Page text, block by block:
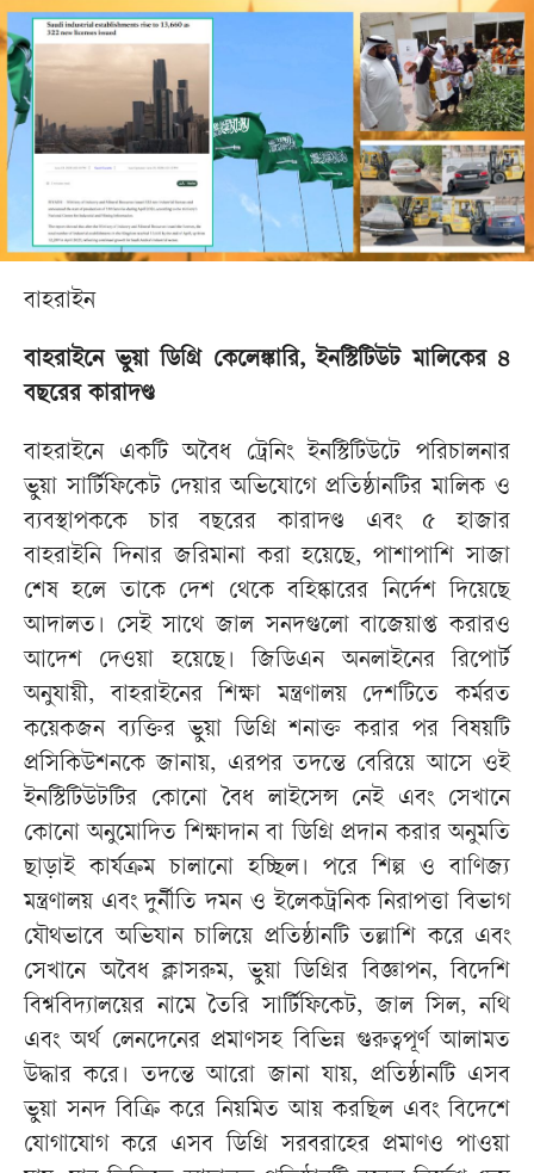
বাহরাইন
বাহরাইনে ভুয়া ডিগ্রি কেলেঙ্কারি, ইনস্টিটিউট মালিকের ৪
বছরের কারাদণ্ড
বাহরাইনে একটি অবৈধ ট্রেনিং ইনস্টিটিউটে পরিচালনার
ভুয়া সার্টিফিকেট দেয়ার অভিযোগে প্রতিষ্ঠানটির মালিক ও
ব্যবস্থাপককে চার বছরের কারাদণ্ড এবং ৫ হাজার
বাহরাইনি দিনার জরিমানা করা হয়েছে, পাশাপাশি সাজা
শেষ হলে তাকে দেশ থেকে বহিষ্কারের নির্দেশ দিয়েছে
আদালত। সেই সাথে জাল সনদগুলো বাজেয়াপ্ত করারও
আদেশ দেওয়া হয়েছে। জিডিএন অনলাইনের রিপোর্ট
অনুযায়ী, বাহরাইনের শিক্ষা মন্ত্রণালয় দেশটিতে কর্মরত
কয়েকজন ব্যক্তির ভুয়া ডিগ্রি শনাক্ত করার পর বিষয়টি
প্রসিকিউশনকে জানায়, এরপর তদন্তে বেরিয়ে আসে ওই
ইনস্টিটিউটটির কোনো বৈধ লাইসেন্স নেই এবং সেখানে
কোনো অনুমোদিত শিক্ষাদান বা ডিগ্রি প্রদান করার অনুমতি
ছাড়াই কার্যক্রম চালানো হচ্ছিল। পরে শিল্প ও বাণিজ্য
মন্ত্রণালয় এবং দুর্নীতি দমন ও ইলেকট্রনিক নিরাপত্তা বিভাগ
যৌথভাবে অভিযান চালিয়ে প্রতিষ্ঠানটি তল্লাশি করে এবং
সেখানে অবৈধ ক্লাসরুম, ভুয়া ডিগ্রির বিজ্ঞাপন, বিদেশি
বিশ্ববিদ্যালয়ের নামে তৈরি সার্টিফিকেট, জাল সিল, নথি
এবং অর্থ লেনদেনের প্রমাণসহ বিভিন্ন গুরুত্বপূর্ণ আলামত
উদ্ধার করে। তদন্তে আরো জানা যায়, প্রতিষ্ঠানটি এসব
ভুয়া সনদ বিক্রি করে নিয়মিত আয় করছিল এবং বিদেশে
যোগাযোগ করে এসব ডিগ্রি সরবরাহের প্রমাণও পাওয়া